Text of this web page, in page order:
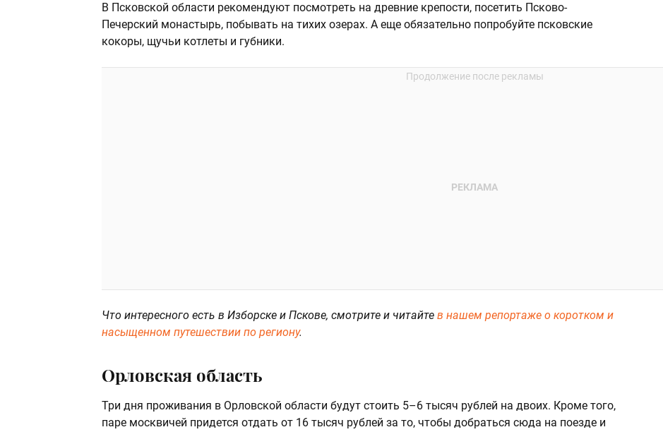
В Псковской области рекомендуют посмотреть на древние крепости, посетить Псково-
Печерский монастырь, побывать на тихих озерах. А еще обязательно попробуйте псковские
кокоры, щучьи котлеты и губники.
Что интересного есть в Изборске и Пскове, смотрите и читайте в нашем репортаже о коротком и
насыщенном путешествии по региону.
Орловская область
Три дня проживания в Орловской области будут стоить 5–6 тысяч рублей на двоих. Кроме того,
паре москвичей придется отдать от 16 тысяч рублей за то, чтобы добраться сюда на поезде и